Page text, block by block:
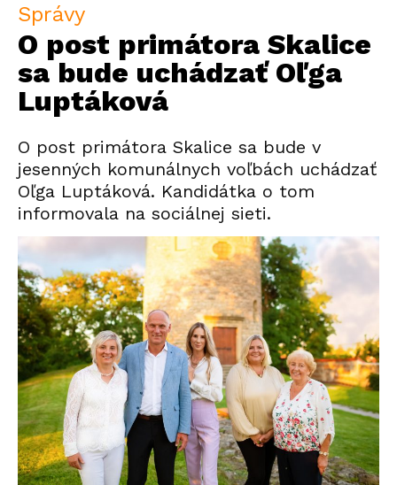
Správy
O post primátora Skalice
sa bude uchádzať Oľga
Luptáková
O post primátora Skalice sa bude v
jesenných komunálnych voľbách uchádzať
Oľga Luptáková. Kandidátka o tom
informovala na sociálnej sieti.